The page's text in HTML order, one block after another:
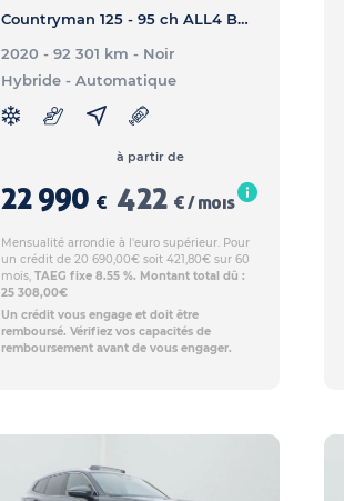
Countryman 125 - 95 ch ALL4 BVA6 - Cooper SE
2020 - 92 301 km - Noir
Hybride- Automatique
22 990 €
à partir de
422 € / mois
Mensualité arrondie à l'euro supérieur. Pour
un crédit de 20 690,00€ soit 421,80€ sur 60
mois, TAEG fixe 8.55 %. Montant total dû :
25 308,00€
Un crédit vous engage et doit être
remboursé. Vérifiez vos capacités de
remboursement avant de vous engager.